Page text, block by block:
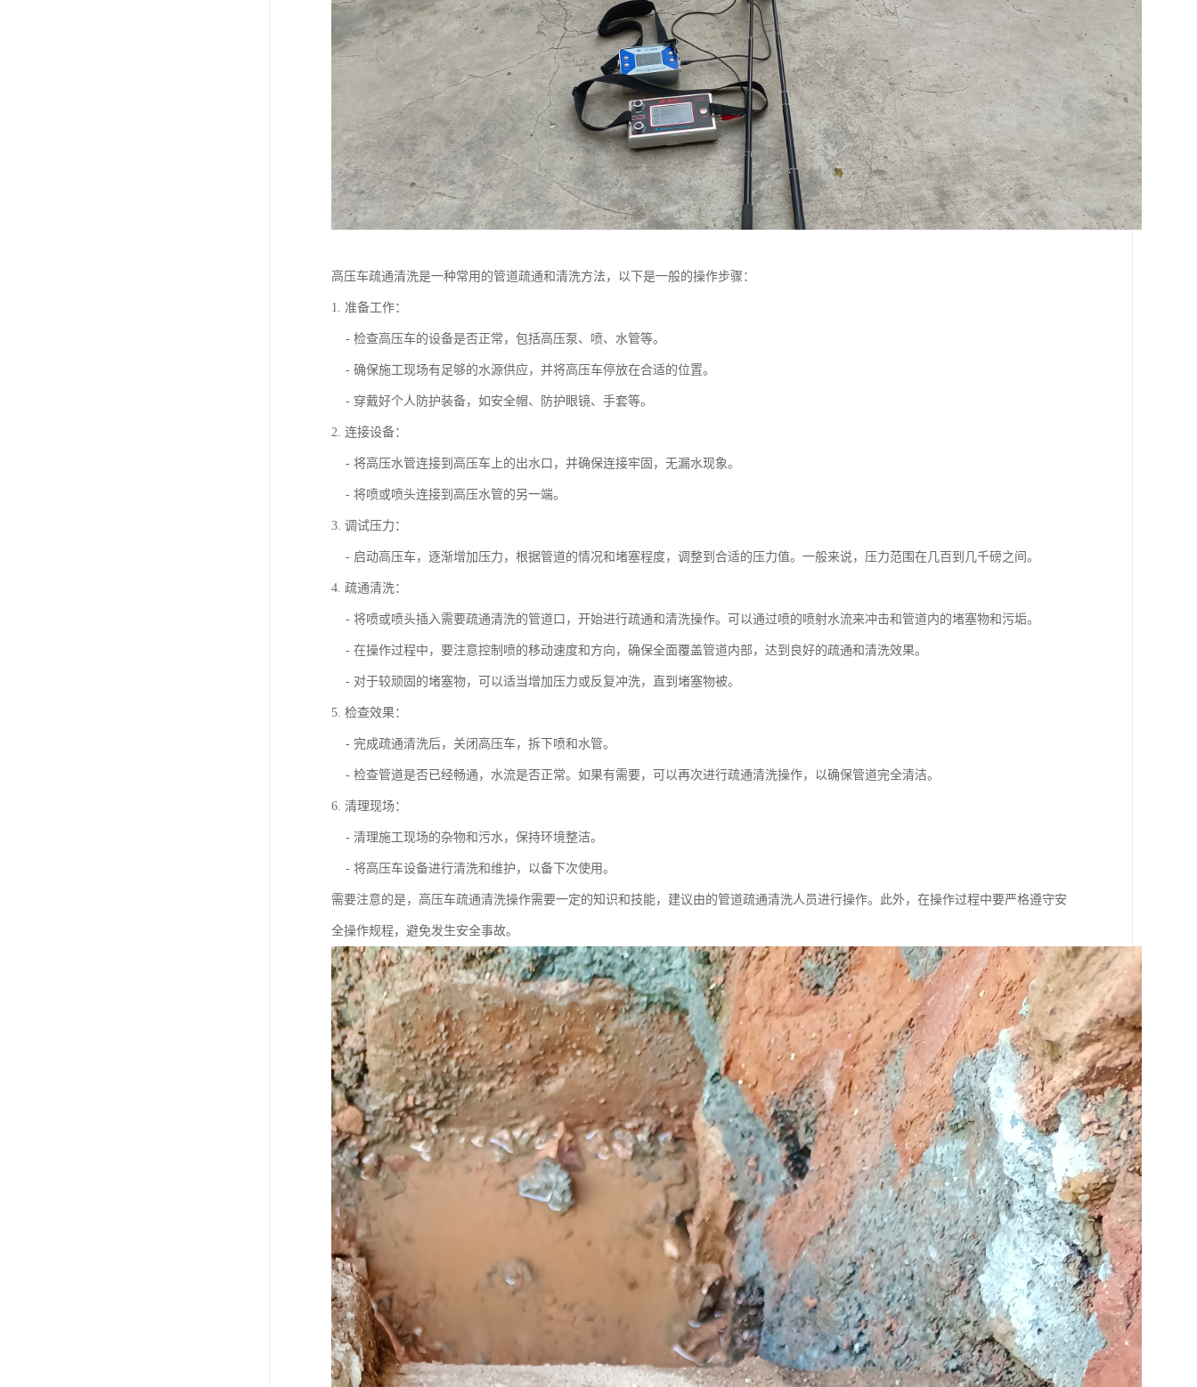
高压车疏通清洗是一种常用的管道疏通和清洗方法，以下是一般的操作步骤：
1. 准备工作：
- 检查高压车的设备是否正常，包括高压泵、喷、水管等。
- 确保施工现场有足够的水源供应，并将高压车停放在合适的位置。
- 穿戴好个人防护装备，如安全帽、防护眼镜、手套等。
2. 连接设备：
- 将高压水管连接到高压车上的出水口，并确保连接牢固，无漏水现象。
- 将喷或喷头连接到高压水管的另一端。
3. 调试压力：
- 启动高压车，逐渐增加压力，根据管道的情况和堵塞程度，调整到合适的压力值。一般来说，压力范围在几百到几千磅之间。
4. 疏通清洗：
- 将喷或喷头插入需要疏通清洗的管道口，开始进行疏通和清洗操作。可以通过喷的喷射水流来冲击和管道内的堵塞物和污垢。
- 在操作过程中，要注意控制喷的移动速度和方向，确保全面覆盖管道内部，达到良好的疏通和清洗效果。
- 对于较顽固的堵塞物，可以适当增加压力或反复冲洗，直到堵塞物被。
5. 检查效果：
- 完成疏通清洗后，关闭高压车，拆下喷和水管。
- 检查管道是否已经畅通，水流是否正常。如果有需要，可以再次进行疏通清洗操作，以确保管道完全清洁。
6. 清理现场：
- 清理施工现场的杂物和污水，保持环境整洁。
- 将高压车设备进行清洗和维护，以备下次使用。
需要注意的是，高压车疏通清洗操作需要一定的知识和技能，建议由的管道疏通清洗人员进行操作。此外，在操作过程中要严格遵守安
全操作规程，避免发生安全事故。